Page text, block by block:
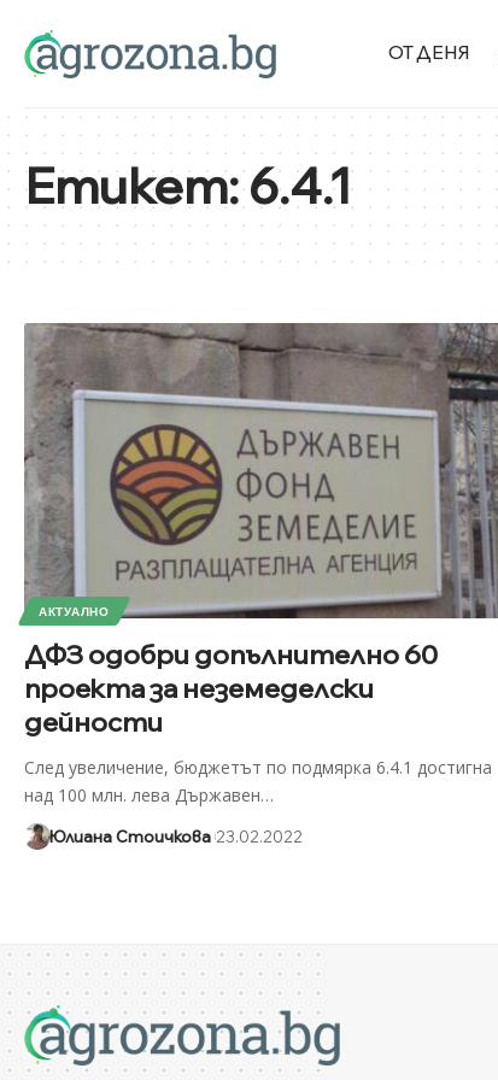
ОТ ДЕНЯ
Етикет:6.4.1
АКТУАЛНО
ДФЗ одобри допълнително 60
проекта за неземеделски
дейности
След увеличение, бюджетът по подмярка 6.4.1 достигна
над 100 млн. лева Държавен…
Юлиана Стоичкова 23.02.2022